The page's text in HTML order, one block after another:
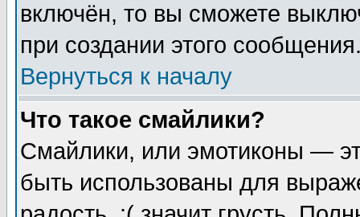
включён, то вы сможете
при создании этого
Вернуться к началу
Что такое смайлики?
Смайлики, или эмотиконы —
быть использованы для